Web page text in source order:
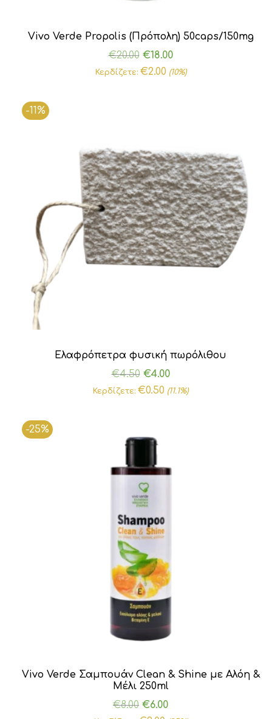
Vivo Verde Propolis (Πρόπολη) 50caps/150mg
€20.00 Original
price
€18.00Η
τρέχουσα
Κερδίζετε: €2.00 (10%)
-11%
Ελαφρόπετρα φυσική πωρόλιθου
€4.50 Original
price
€4.00Η
τρέχουσα
Κερδίζετε: €0.50 (11.1%)
-25%
Vivo Verde Σαμπουάν Clean & Shine με Αλόη &
Μέλι 250ml
€8.00 Original
€6.00Η